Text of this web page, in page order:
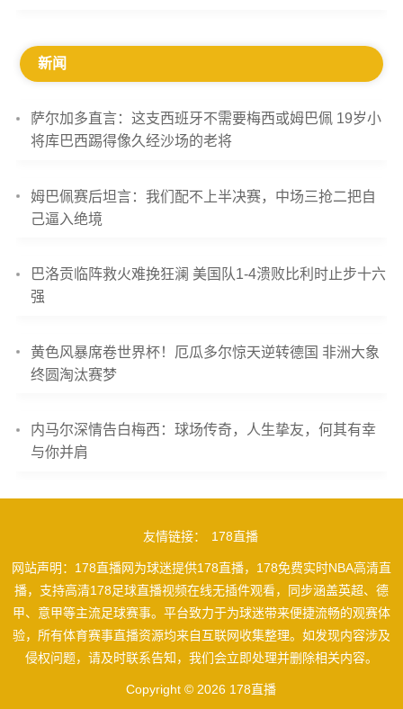
新闻
萨尔加多直言：这支西班牙不需要梅西或姆巴佩 19岁小
将库巴西踢得像久经沙场的老将
姆巴佩赛后坦言：我们配不上半决赛，中场三抢二把自
己逼入绝境
巴洛贡临阵救火难挽狂澜 美国队1-4溃败比利时止步十六
强
黄色风暴席卷世界杯！厄瓜多尔惊天逆转德国 非洲大象
终圆淘汰赛梦
内马尔深情告白梅西：球场传奇，人生挚友，何其有幸
与你并肩
友情链接： 178直播
网站声明：178直播网为球迷提供178直播，178免费实时NBA高清直
播，支持高清178足球直播视频在线无插件观看，同步涵盖英超、德
甲、意甲等主流足球赛事。平台致力于为球迷带来便捷流畅的观赛体
验，所有体育赛事直播资源均来自互联网收集整理。如发现内容涉及
侵权问题，请及时联系告知，我们会立即处理并删除相关内容。
Copyright © 2026 178直播